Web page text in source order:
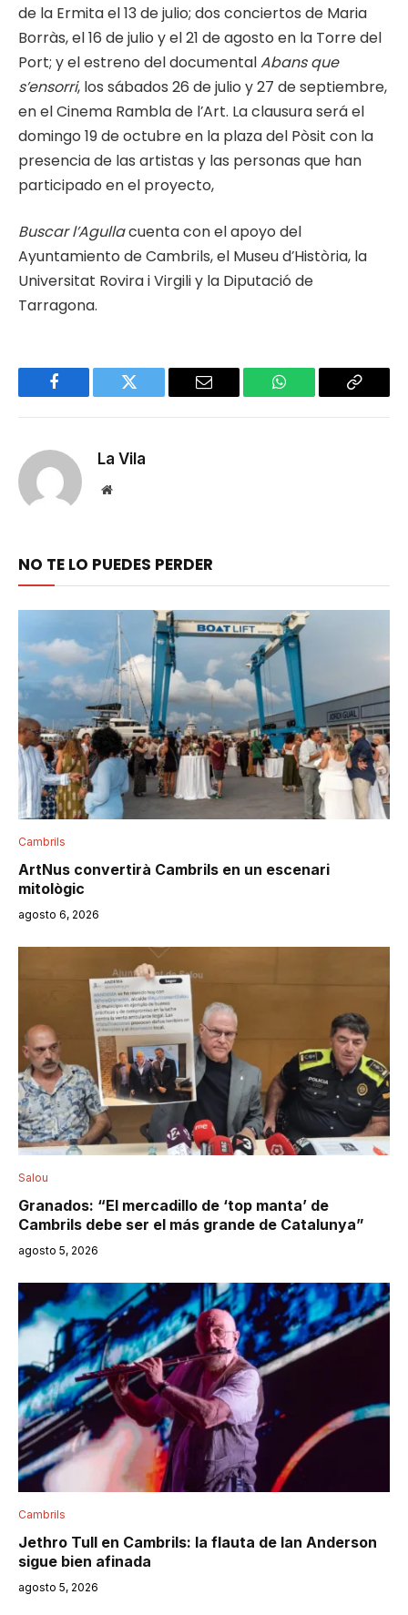
de la Ermita el 13 de julio; dos conciertos de Maria
Borràs, el 16 de julio y el 21 de agosto en la Torre del
Port; y el estreno del documentalAbans que
s’ensorri, los sábados 26 de julio y 27 de septiembre,
en el Cinema Rambla de l’Art. La clausura será el
domingo 19 de octubre en la plaza del Pòsit con la
presencia de las artistas y las personas que han
participado en el proyecto,
Buscar l’Agullacuenta con el apoyo del
Ayuntamiento de Cambrils, el Museu d’Història, la
Universitat Rovira i Virgili y la Diputació de
Tarragona.
Facebook Twitter Email WhatsApp Copy
La Vila
Website
NO TE LO PUEDES PERDER
Cambrils
ArtNus convertirà Cambrils en un escenari
mitològic
agosto 6, 2026
Salou
Granados: “El mercadillo de ‘top manta’ de
Cambrils debe ser el más grande de Catalunya”
agosto 5, 2026
Cambrils
Jethro Tull en Cambrils: la flauta de Ian Anderson
sigue bien afinada
agosto 5, 2026